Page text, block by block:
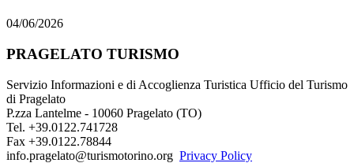
04/06/2026
PRAGELATO TURISMO
Servizio Informazioni e di Accoglienza Turistica Ufficio del Turismo
di Pragelato
P.zza Lantelme - 10060 Pragelato (TO)
Tel. +39.0122.741728
Fax +39.0122.78844
info.pragelato@turismotorino.org Privacy Policy